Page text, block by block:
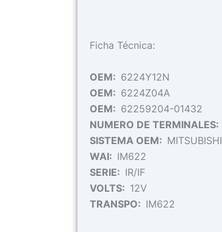
Ficha Técnica:
OEM: 6224Y12N
OEM: 6224Z04A
OEM: 62259204-01432
NUMERO DE TERMINALES:
SISTEMA OEM: MITSUBISHI
WAI: IM622
SERIE: IR/IF
VOLTS: 12V
TRANSPO: IM622